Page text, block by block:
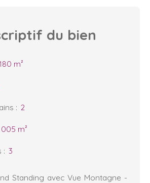
du bien
m²
: 2
005 m²
: 3
Standing avec Vue Montagne -